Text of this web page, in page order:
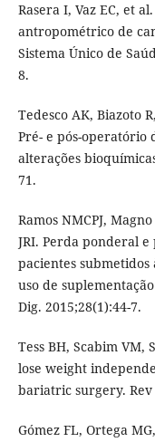
Rasera I, Vaz EC, et
antropométrico de
Sistema Único de
8.
Tedesco AK, Biazoto
Pré- e pós-
alterações
71.
Ramos NMCPJ,
JRI. Perda ponderal
pacientes submetidos
uso de
Dig. 2015;28(1):44-7.
Tess BH, Scabim VM,
lose weight
bariatric surgery. Rev
Gómez FL, Ortega